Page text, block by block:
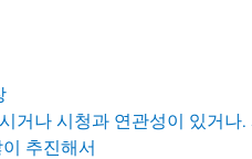
거나 시청과 연관성이 있거나.
추진해서